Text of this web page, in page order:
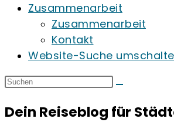
Zusammenarbeit
Zusammenarbeit
Kontakt
Website-Suche
Dein Reiseblog für